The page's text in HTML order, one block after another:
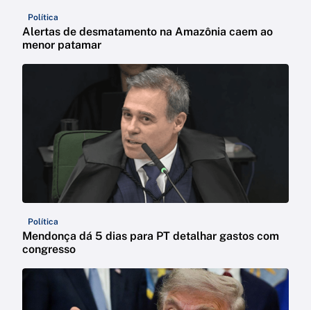
Política
Alertas de desmatamento na Amazônia caem ao
menor patamar
Política
Mendonça dá 5 dias para PT detalhar gastos com
congresso